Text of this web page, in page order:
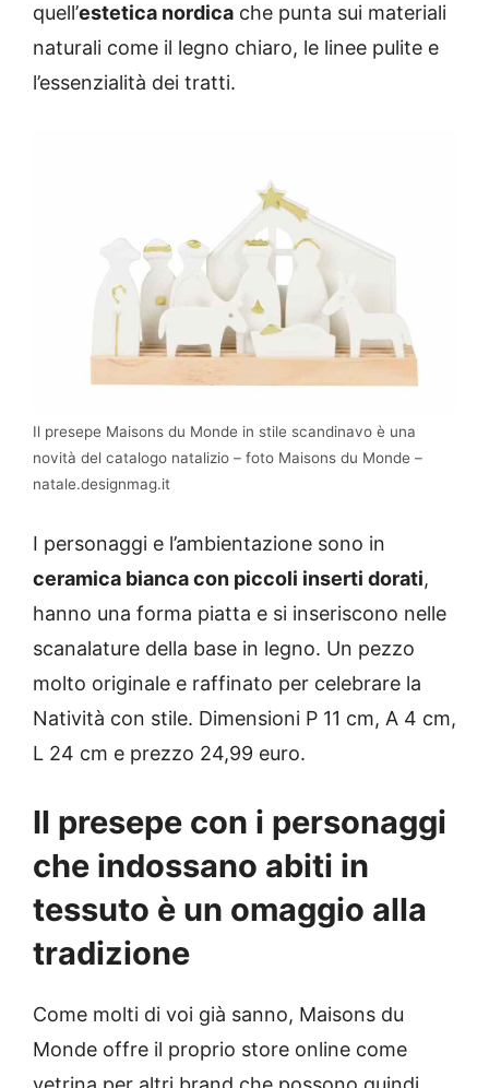
quell’estetica nordica che punta sui materiali
naturali come il legno chiaro, le linee pulite e
l’essenzialità dei tratti.
Il presepe Maisons du Monde in stile scandinavo è una
novità del catalogo natalizio – foto Maisons du Monde –
natale.designmag.it
I personaggi e l’ambientazione sono in
ceramica bianca con piccoli inserti dorati,
hanno una forma piatta e si inseriscono nelle
scanalature della base in legno. Un pezzo
molto originale e raffinato per celebrare la
Natività con stile. Dimensioni P 11 cm, A 4 cm,
L 24 cm e prezzo 24,99 euro.
Il presepe con i personaggi
che indossano abiti in
tessuto è un omaggio alla
tradizione
Come molti di voi già sanno, Maisons du
Monde offre il proprio store online come